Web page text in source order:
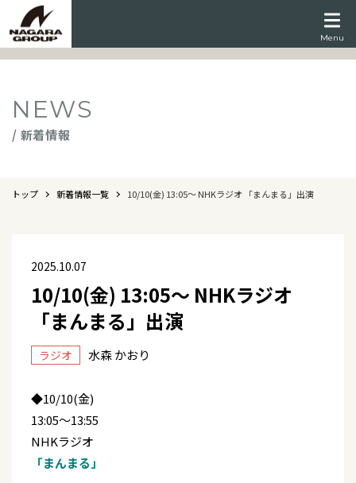
Menu
NEWS
/ 新着情報
トップ 新着情報一覧 10/10(金) 13:05～ NHKラジオ 「まんまる」出演
2025.10.07
10/10(金) 13:05～ NHKラジオ
「まんまる」出演
ラジオ 水森 かおり
◆10/10(金)
13:05～13:55
NHKラジオ
「まんまる」